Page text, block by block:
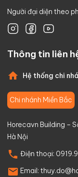
Người đại diện theo
Thông tin liên
Hệ thống chi
Chi nhánh Miền Bắc
Horecavn Building –
Hà Nội
Điện thoại:
Email: